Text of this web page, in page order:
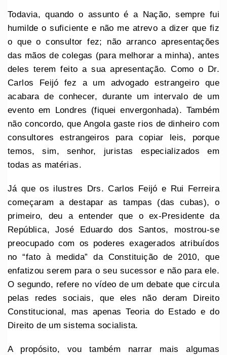
Todavia, quando o assunto é a Nação, sempre fui
humilde o suficiente e não me atrevo a dizer que fiz
o que o consultor fez; não arranco apresentações
das mãos de colegas (para melhorar a minha), antes
deles terem feito a sua apresentação. Como o Dr.
Carlos Feijó fez a um advogado estrangeiro que
acabara de conhecer, durante um intervalo de um
evento em Londres (fiquei envergonhada). Também
não concordo, que Angola gaste rios de dinheiro com
consultores estrangeiros para copiar leis, porque
temos, sim, senhor, juristas especializados em
todas as matérias.
Já que os ilustres Drs. Carlos Feijó e Rui Ferreira
começaram a destapar as tampas (das cubas), o
primeiro, deu a entender que o ex-Presidente da
República, José Eduardo dos Santos, mostrou-se
preocupado com os poderes exagerados atribuídos
no “fato à medida” da Constituição de 2010, que
enfatizou serem para o seu sucessor e não para ele.
O segundo, refere no vídeo de um debate que circula
pelas redes sociais, que eles não deram Direito
Constitucional, mas apenas Teoria do Estado e do
Direito de um sistema socialista.
A propósito, vou também narrar mais algumas